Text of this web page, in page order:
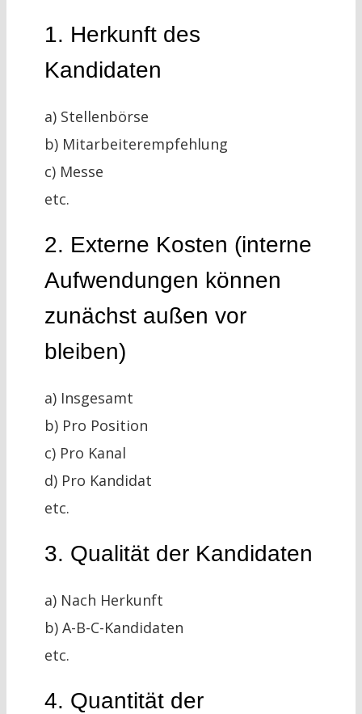
1. Herkunft des
Kandidaten
a) Stellenbörse
b) Mitarbeiterempfehlung
c) Messe
etc.
2. Externe Kosten (interne
Aufwendungen können
zunächst außen vor
bleiben)
a) Insgesamt
b) Pro Position
c) Pro Kanal
d) Pro Kandidat
etc.
3. Qualität der Kandidaten
a) Nach Herkunft
b) A-B-C-Kandidaten
etc.
4. Quantität der